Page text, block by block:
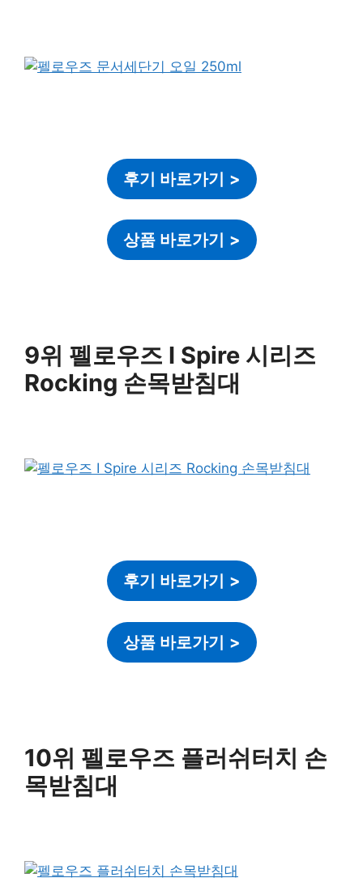
후기 바로가기 >
상품 바로가기 >
9위 펠로우즈 I Spire 시리즈
Rocking 손목받침대
후기 바로가기 >
상품 바로가기 >
10위 펠로우즈 플러쉬터치 손
목받침대